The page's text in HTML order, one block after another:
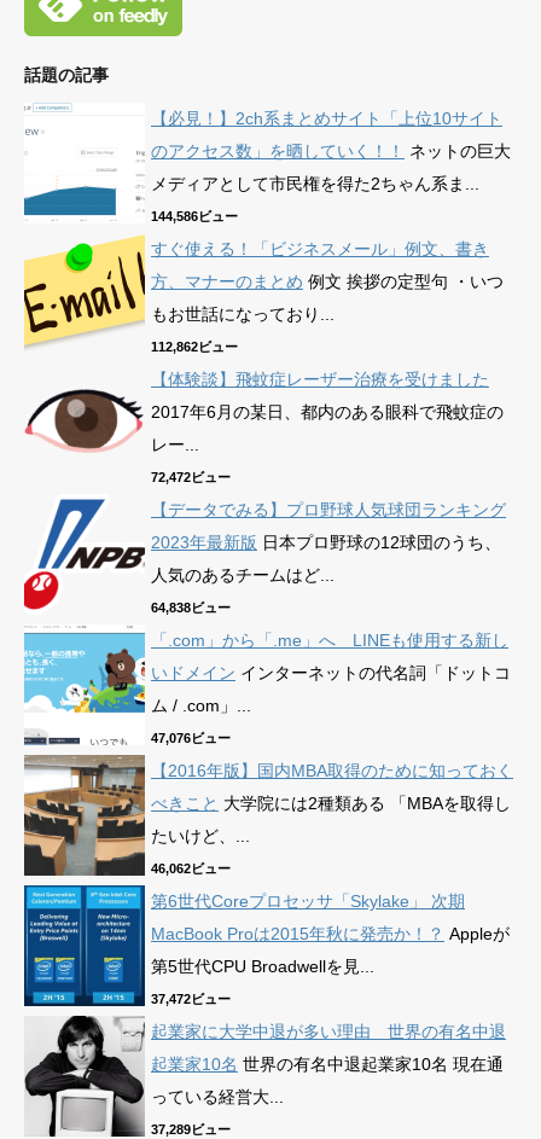
話題の記事
【必見！】2ch系まとめサイト「上位10サイト
のアクセス数」を晒していく！！
ネットの巨大
メディアとして市民権を得た2ちゃん系ま...
144,586ビュー
すぐ使える！「ビジネスメール」例文、書き
方、マナーのまとめ 例文 挨拶の定型句 ・いつ
もお世話になっており...
112,862ビュー
【体験談】飛蚊症レーザー治療を受けました
2017年6月の某日、都内のある眼科で飛蚊症の
レー...
72,472ビュー
【データでみる】プロ野球人気球団ランキング
2023年最新版 日本プロ野球の12球団のうち、
人気のあるチームはど...
64,838ビュー
「.com」から「.me」へ LINEも使用する新し
いドメイン インターネットの代名詞「ドットコ
ム / .com」...
47,076ビュー
【2016年版】国内MBA取得のために知っておく
べきこと 大学院には2種類ある 「MBAを取得し
たいけど、...
46,062ビュー
第6世代Coreプロセッサ「Skylake」 次期
MacBook Proは2015年秋に発売か！？ Appleが
第5世代CPU Broadwellを見...
37,472ビュー
起業家に大学中退が多い理由 世界の有名中退
起業家10名 世界の有名中退起業家10名 現在通
っている経営大...
37,289ビュー